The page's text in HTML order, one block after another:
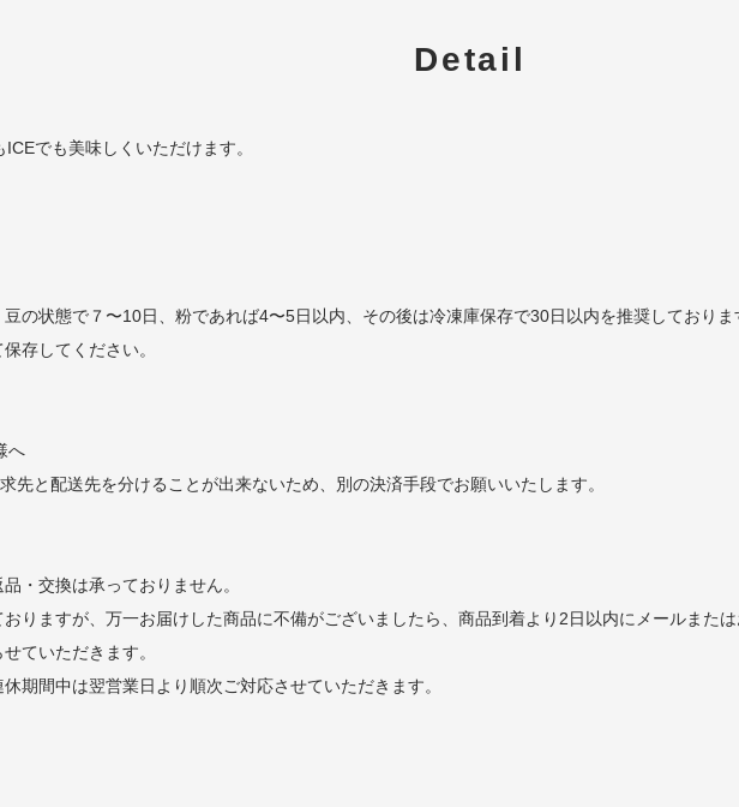
Detail
でも美味しくいただけます。
の状態で７〜10日、粉であれば4〜5日以内、その後は冷凍庫保存で30日以内を推奨しておりま
存してください。
へ
先と配送先を分けることが出来ないため、別の決済手段でお願いいたします。
・交換は承っておりません。
りますが、万一お届けした商品に不備がございましたら、商品到着より2日以内にメールまた
ていただきます。
期間中は翌営業日より順次ご対応させていただきます。